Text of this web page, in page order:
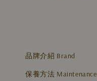
品牌介紹 Brand
保養方法 Maintenance